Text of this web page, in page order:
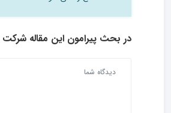
در بحث‌ پیرامون این مقاله شرکت